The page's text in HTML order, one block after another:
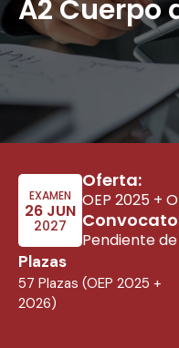
A2 Cuerpo
EXAMEN
26 JUN
2027
Oferta:
OEP 2025 +
Pendiente
Plazas
57 Plazas (OEP 2025 +
2026)